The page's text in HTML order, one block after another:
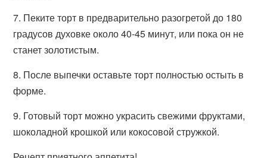
7. Пеките торт в предварительно разогретой до 180
градусов духовке около 40-45 минут, или пока он не
станет золотистым.
8. После выпечки оставьте торт полностью остыть в
форме.
9. Готовый торт можно украсить свежими фруктами,
шоколадной крошкой или кокосовой стружкой.